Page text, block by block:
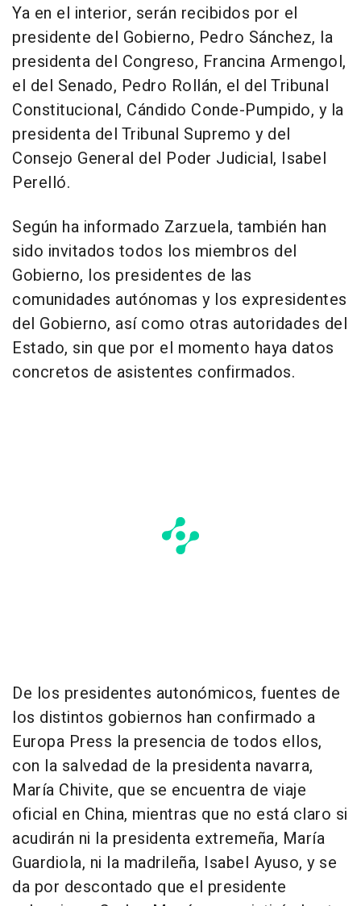
Ya en el interior, serán recibidos por el
presidente del Gobierno, Pedro Sánchez, la
presidenta del Congreso, Francina Armengol,
el del Senado, Pedro Rollán, el del Tribunal
Constitucional, Cándido Conde-Pumpido, y la
presidenta del Tribunal Supremo y del
Consejo General del Poder Judicial, Isabel
Perelló.
Según ha informado Zarzuela, también han
sido invitados todos los miembros del
Gobierno, los presidentes de las
comunidades autónomas y los expresidentes
del Gobierno, así como otras autoridades del
Estado, sin que por el momento haya datos
concretos de asistentes confirmados.
De los presidentes autonómicos, fuentes de
los distintos gobiernos han confirmado a
Europa Press la presencia de todos ellos,
con la salvedad de la presidenta navarra,
María Chivite, que se encuentra de viaje
oficial en China, mientras que no está claro si
acudirán ni la presidenta extremeña, María
Guardiola, ni la madrileña, Isabel Ayuso, y se
da por descontado que el presidente